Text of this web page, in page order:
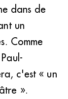
dans de
un
Comme
c'est « un
».